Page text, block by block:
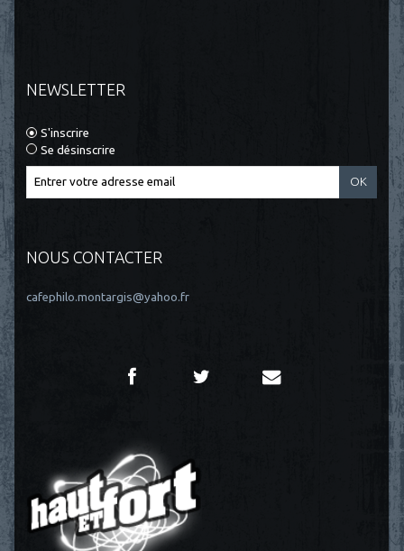
NEWSLETTER
S'inscrire
Se désinscrire
NOUS CONTACTER
cafephilo.montargis@yahoo.fr